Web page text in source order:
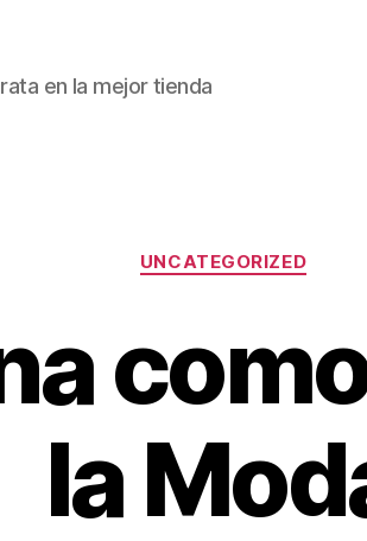
en la mejor tienda
Categorías
UNCATEGORIZED
la